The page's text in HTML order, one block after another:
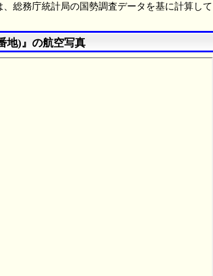
総務庁統計局の国勢調査データを基に計算して
地)』の航空写真